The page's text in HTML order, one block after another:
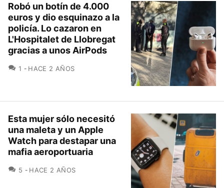
Robó un botín de 4.000
euros y dio esquinazo a la
policía. Lo cazaron en
L'Hospitalet de Llobregat
gracias a unos AirPods
1 COMENTARIOS
HACE 2 AÑOS
Esta mujer sólo necesitó
una maleta y un Apple
Watch para destapar una
mafia aeroportuaria
5 COMENTARIOS
HACE 2 AÑOS